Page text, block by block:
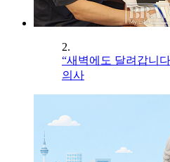
2.
“새벽에도 달려갑니
의사